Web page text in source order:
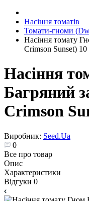
Насіння томатів
Томати-гноми
Насіння томату
Crimson Sunset) 10
Насіння
Багряний
Crimson
Виробник: Seed.Ua
0
Все про товар
Опис
Характеристики
Відгуки 0